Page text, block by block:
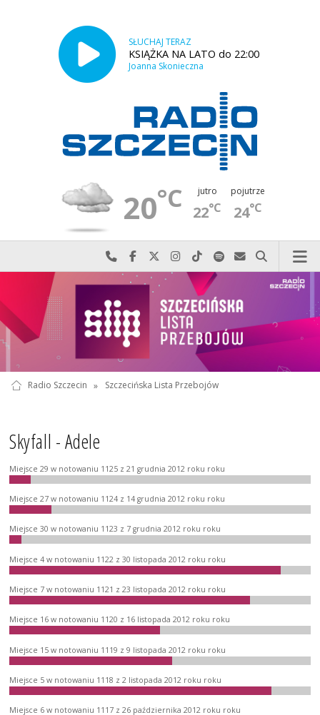
SŁUCHAJ TERAZ
KSIĄŻKA NA LATO do 22:00
Joanna Skonieczna
20°C jutro
22°C
pojutrze
24°C
Najlepiej po prostu do nas zadzwoń
Odwiedź nas na Facebook-u
Odwiedź nas na X
Odwiedź nas na Instagram-ie
Odwiedź nas na TikTok-u
Szukaj nas na Spotify
Wyślij do nas
Szukaj
Radio Szczecin » Szczecińska Lista Przebojów
Skyfall - Adele
Miejsce 29 w notowaniu 1125 z 21 grudnia 2012 roku roku
Miejsce 27 w notowaniu 1124 z 14 grudnia 2012 roku roku
Miejsce 30 w notowaniu 1123 z 7 grudnia 2012 roku roku
Miejsce 4 w notowaniu 1122 z 30 listopada 2012 roku roku
Miejsce 7 w notowaniu 1121 z 23 listopada 2012 roku roku
Miejsce 16 w notowaniu 1120 z 16 listopada 2012 roku roku
Miejsce 15 w notowaniu 1119 z 9 listopada 2012 roku roku
Miejsce 5 w notowaniu 1118 z 2 listopada 2012 roku roku
Miejsce 6 w notowaniu 1117 z 26 października 2012 roku roku